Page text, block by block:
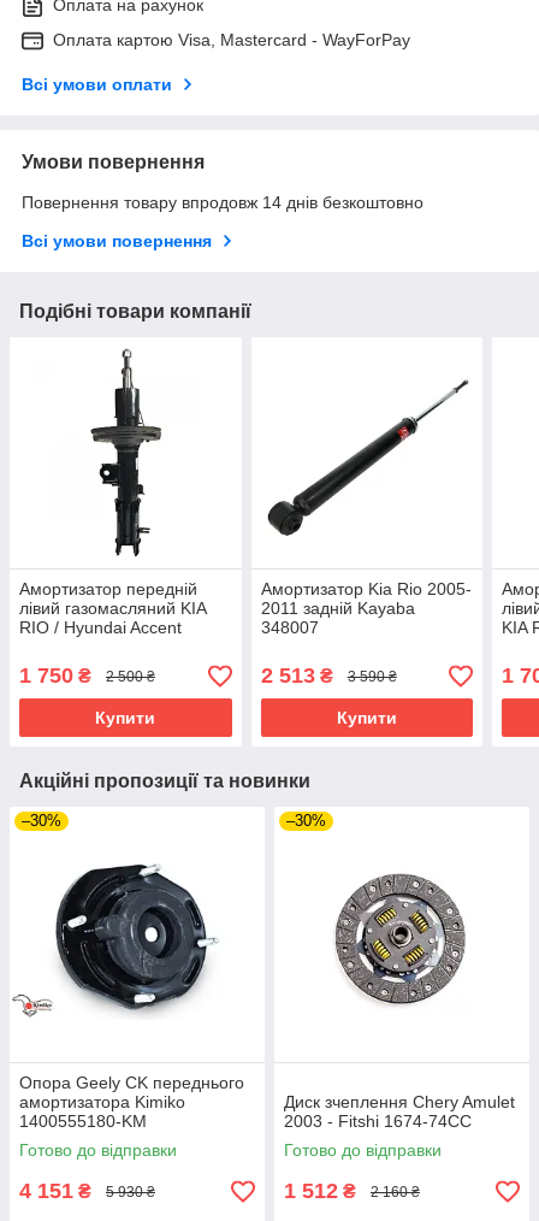
Оплата на рахунок
Оплата картою Visa, Mastercard - WayForPay
Всі умови оплати
Умови повернення
Повернення товару впродовж 14 днів безкоштовно
Всі умови повернення
Подібні товари компанії
Амортизатор передній
лівий газомасляний KIA
RIO / Hyundai Accent
1 750 ₴ 2 500 ₴
Купити
Амортизатор Kia Rio 2005-
2011 задній Kayaba
348007
2 513₴ 3 590 ₴
Купити
KIA
1
Акційні пропозиції та новинки
–30%
Опора Geely CK переднього
амортизатора Kimiko
1400555180-KM
Готово до відправки
4 151 ₴ 5 930 ₴
–30%
Диск зчеплення Chery Amulet
2003 - Fitshi 1674-74CC
Готово до відправки
1 512 ₴ 2 160 ₴